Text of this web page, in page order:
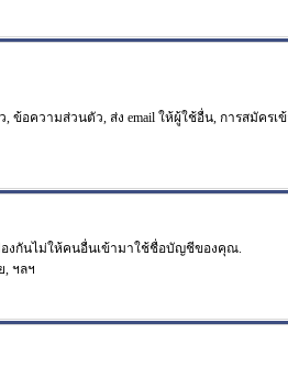
อความส่วนตัว, ส่ง email ให้ผู้ใช้อื่น, การสมัครเ
งกันไม่ให้คนอื่นเข้ามาใช้ชื่อบัญชีของคุณ.
, ฯลฯ